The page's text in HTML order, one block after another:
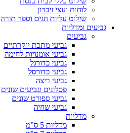
לוחות ועצי זיכרון
שילוט עליות חגים וספר תורה
גביעים ומדליות
גביעים
גביעי מתכת יוקרתיים
גביעי אומנויות לחימה
גביעי כדורגל
גביעי כדורסל
גביעי ריצה
פסלונים וגביעים שונים
גביעי ספורט שונים
גביעי שחיה
מדליות
מדליות 5 ס”מ